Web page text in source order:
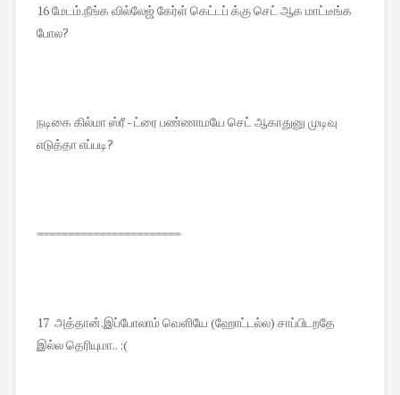
16 மேடம்.நீங்க வில்லேஜ் கேர்ள் கெட்டப் க்கு செட் ஆக மாட்டீங்க
போல?
நடிகை கில்மா ஸ்ரீ - ட்ரை பண்ணாமயே செட் ஆகாதுனு முடிவு
எடுத்தா எப்படி?
=======================
17 அத்தான்.இப்போலாம் வெளியே (ஹோட்டல்ல) சாப்பிடறதே
இல்ல தெரியுமா.. :(